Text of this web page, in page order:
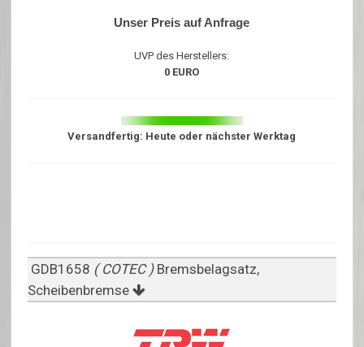
Unser Preis auf Anfrage
UVP des Herstellers:
0 EURO
Versandfertig: Heute oder nächster Werktag
GDB1658 ( COTEC ) Bremsbelagsatz,
Scheibenbremse